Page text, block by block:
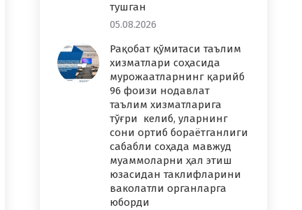
тушган
05.08.2026
Рақобат қўмитаси таълим
хизматлари соҳасида
мурожаатларнинг қарийб
96 фоизи нодавлат
таълим хизматларига
тўғри келиб, уларнинг
сони ортиб бораётганлиги
сабабли соҳада мавжуд
муаммоларни ҳал этиш
юзасидан таклифларини
ваколатли органларга
юборди